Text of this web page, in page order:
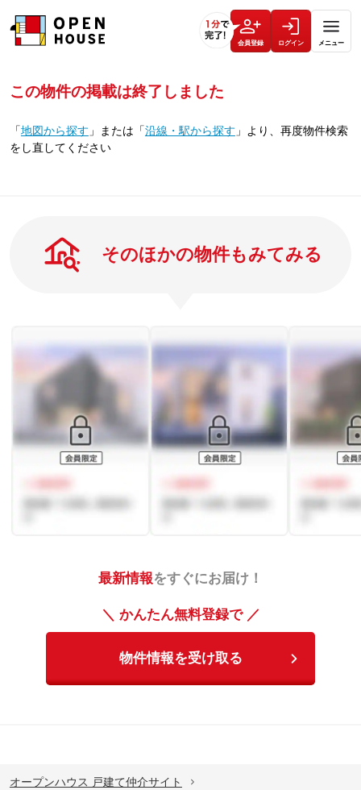
会員登録 ログイン メニュー
この物件の掲載は終了しました
「地図から探す 」 または 「沿線・駅から探す 」 より、再度物件検索
をし直してください
そのほかの物件もみてみる
最新情報をすぐにお届け！
＼ かんたん無料登録で ／
物件情報を受け取る
オープンハウス 戸建て仲介サイト